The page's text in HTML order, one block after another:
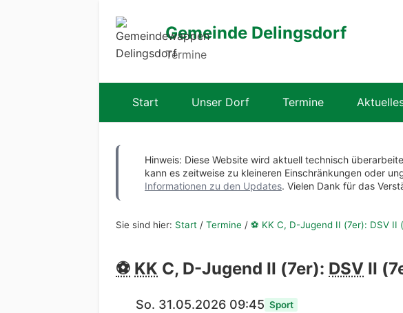
Gemeinde Delingsdorf
Termine
Start Unser Dorf Termine
Hinweis: Diese Website wird aktuell technisch
kann es zeitweise zu kleineren Einschränkungen oder
Informationen zu den Updates. Vielen Dank für das
Sie sind hier: Start / Termine / ⚽ KK C, D-Jugend II (7er): DSV
⚽ KK C, D-Jugend II (7er): DSV II
So. 31.05.2026 09:45 Sport